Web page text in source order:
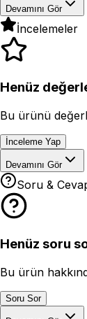
Devamını Gör
İncelemeler
Henüz
Bu ürünü
İnceleme Yap
Devamını Gör
Soru &
Henüz soru
Bu ürün
Soru Sor